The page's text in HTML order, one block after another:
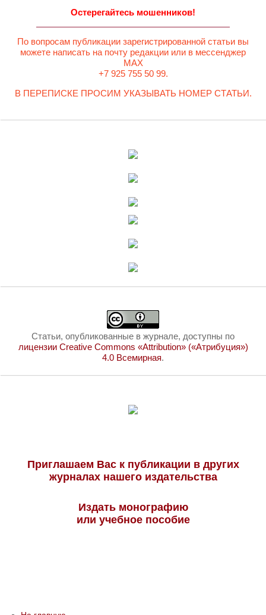
Остерегайтесь мошенников!
По вопросам публикации зарегистрированной статьи вы
можете написать на почту редакции или в мессенджер
MAX
+7 925 755 50 99.
В ПЕРЕПИСКЕ ПРОСИМ УКАЗЫВАТЬ НОМЕР СТАТЬИ.
Статьи, опубликованные в журнале, доступны по
лицензии Creative Commons «Attribution» («Атрибуция»)
4.0 Всемирная.
Приглашаем Вас к публикации в других
журналах нашего издательства
Издать монографию
или учебное пособие